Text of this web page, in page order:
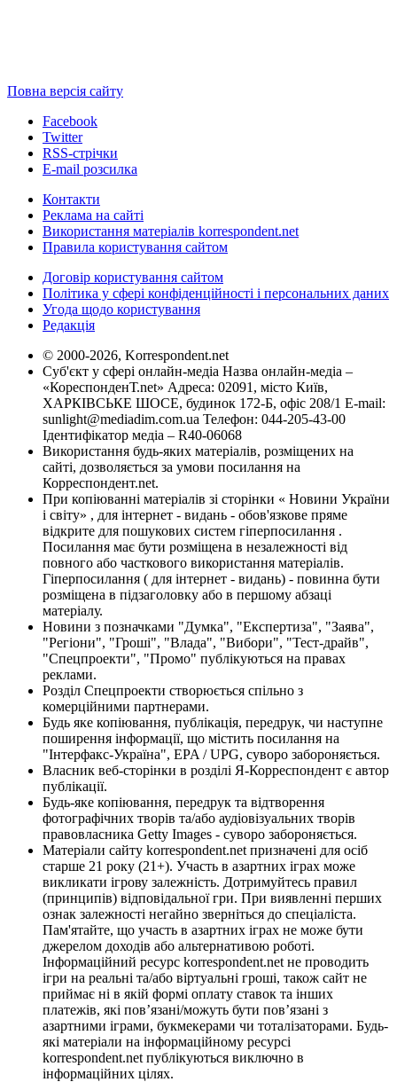
Повна версія сайту
Facebook
Twitter
RSS-стрічки
E-mail розсилка
Контакти
Реклама на сайті
Використання матеріалів korrespondent.net
Правила користування сайтом
Договір користування сайтом
Політика у сфері конфіденційності і персональних даних
Угода щодо користування
Редакція
© 2000-2026, Korrespondent.net
Суб'єкт у сфері онлайн-медіа Назва онлайн-медіа –
«КореспонденТ.net» Адреса: 02091, місто Київ,
ХАРКІВСЬКЕ ШОСЕ, будинок 172-Б, офіс 208/1 E-mail:
sunlight@mediadim.com.ua Телефон: 044-205-43-00
Ідентифікатор медіа – R40-06068
Використання будь-яких матеріалів, розміщених на
сайті, дозволяється за умови посилання на
Корреспондент.net.
При копіюванні матеріалів зі сторінки « Новини України
і світу» , для інтернет - видань - обов'язкове пряме
відкрите для пошукових систем гіперпосилання .
Посилання має бути розміщена в незалежності від
повного або часткового використання матеріалів.
Гіперпосилання ( для інтернет - видань) - повинна бути
розміщена в підзаголовку або в першому абзаці
матеріалу.
Новини з позначками "Думка", "Експертиза", "Заява",
"Регіони", "Гроші", "Влада", "Вибори", "Тест-драйв",
"Спецпроекти", "Промо" публікуються на правах
реклами.
Розділ Спецпроекти створюється спільно з
комерційними партнерами.
Будь яке копіювання, публікація, передрук, чи наступне
поширення інформації, що містить посилання на
"Інтерфакс-Україна", EPA / UPG, суворо забороняється.
Власник веб-сторінки в розділі Я-Корреспондент є автор
публікації.
Будь-яке копіювання, передрук та відтворення
фотографічних творів та/або аудіовізуальних творів
правовласника Getty Images - суворо забороняється.
Матеріали сайту korrespondent.net призначені для осіб
старше 21 року (21+). Участь в азартних іграх може
викликати ігрову залежність. Дотримуйтесь правил
(принципів) відповідальної гри. При виявленні перших
ознак залежності негайно зверніться до спеціаліста.
Пам'ятайте, що участь в азартних іграх не може бути
джерелом доходів або альтернативою роботі.
Інформаційний ресурс korrespondent.net не проводить
ігри на реальні та/або віртуальні гроші, також сайт не
приймає ні в якій формі оплату ставок та інших
платежів, які пов’язані/можуть бути пов’язані з
азартними іграми, букмекерами чи тоталізаторами. Будь-
які матеріали на інформаційному ресурсі
korrespondent.net публікуються виключно в
інформаційних цілях.